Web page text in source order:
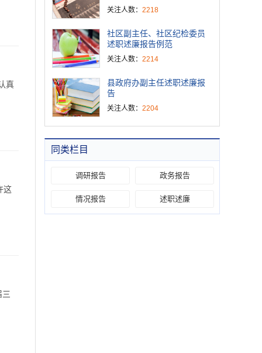
真
这
三
关注人数： 2218
社区副主任、社区纪检委员
述职述廉报告例范
关注人数： 2214
县政府办副主任述职述廉报
告
关注人数： 2204
同类栏目
调研报告 政务报告
情况报告 述职述廉